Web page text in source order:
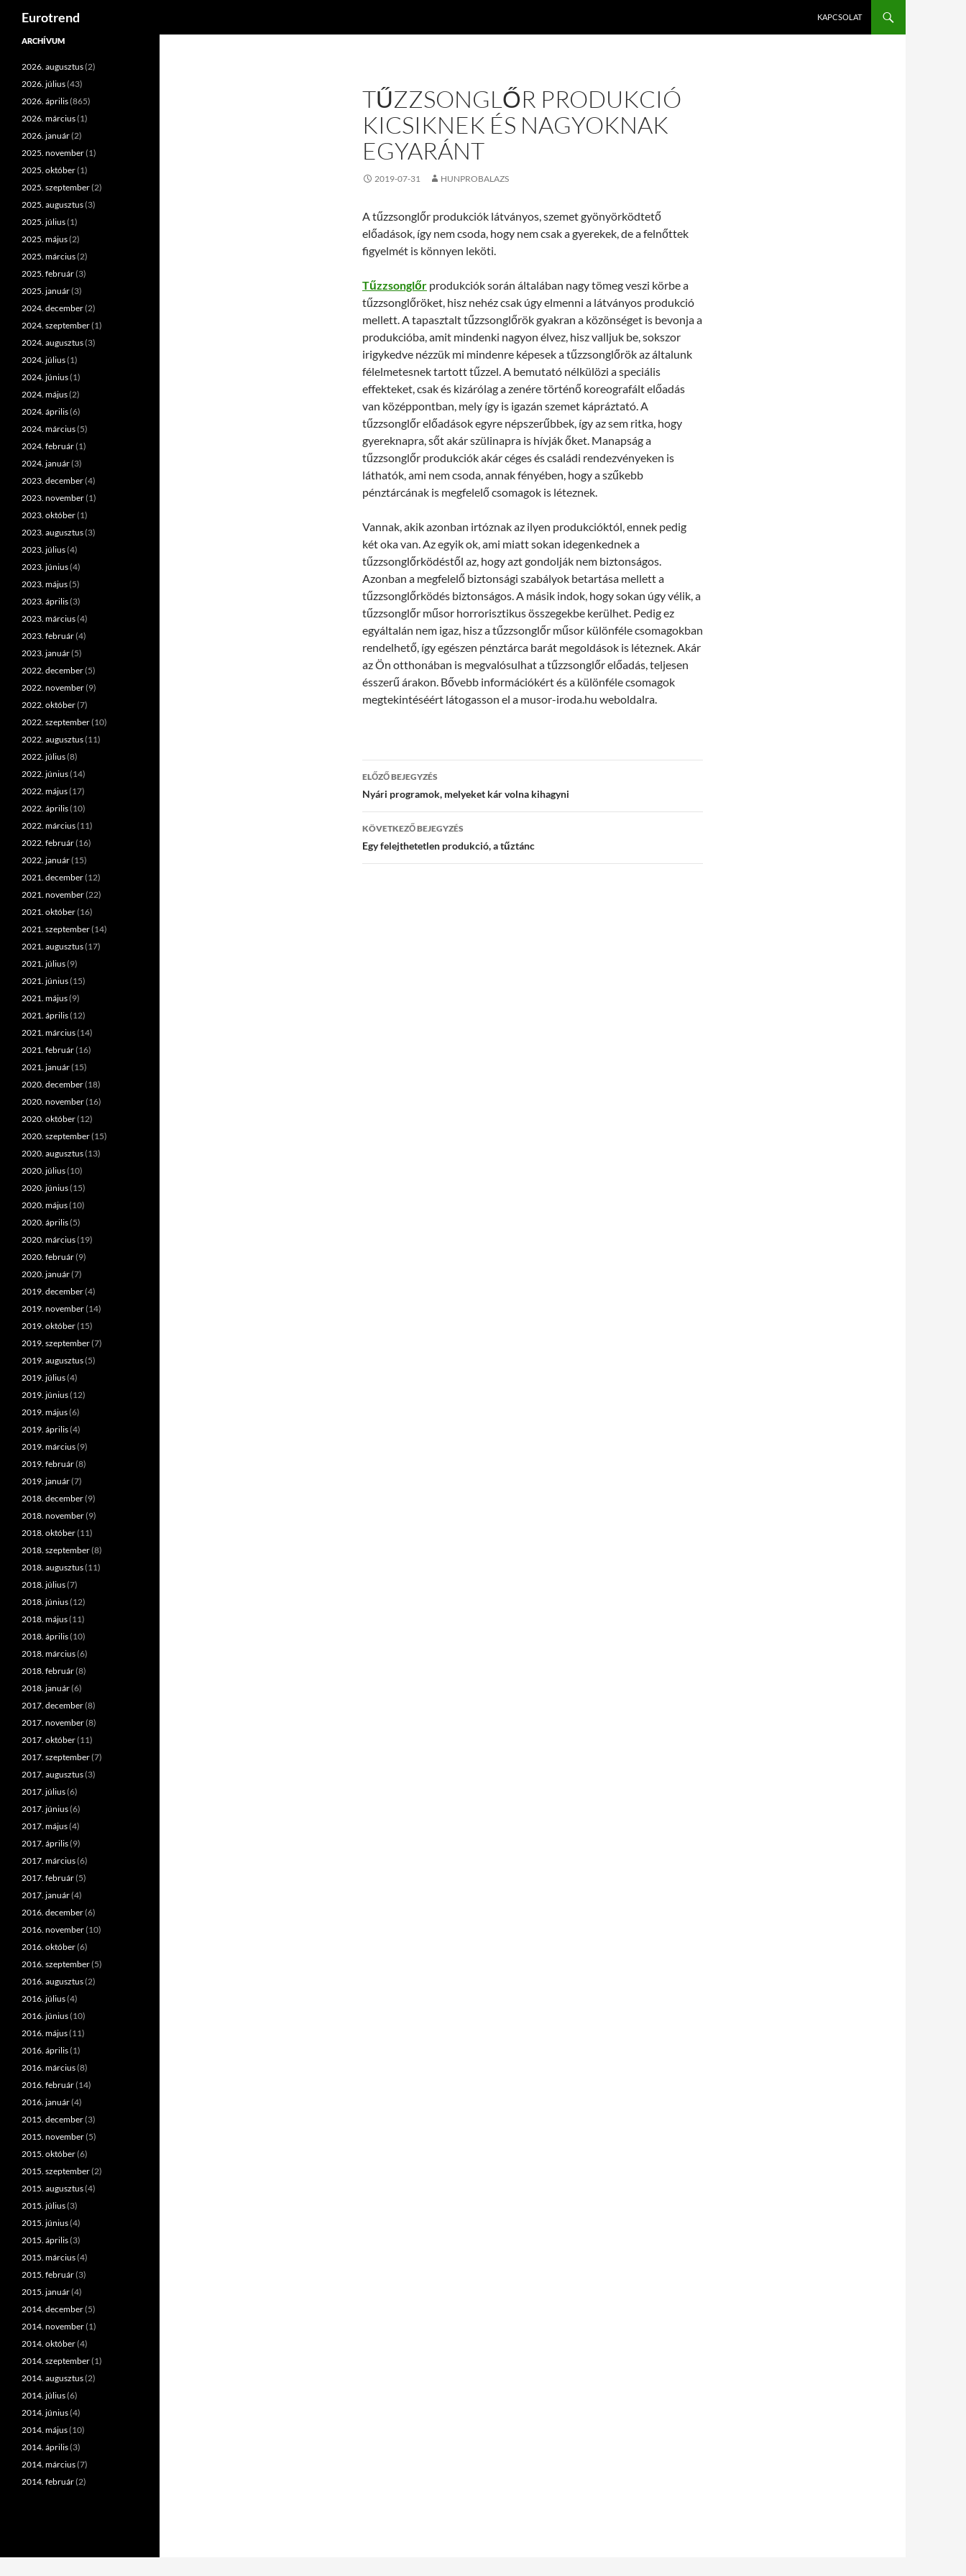
Kilépés
Eurotrend KAPCSOLAT
TŰZZSONGLŐR PRODUKCIÓ
KICSIKNEK ÉS NAGYOKNAK
EGYARÁNT
2019-07-31 HUNPROBALAZS
A tűzzsonglőr produkciók látványos, szemet gyönyörködtető
előadások, így nem csoda, hogy nem csak a gyerekek, de a felnőttek
figyelmét is könnyen leköti.
Tűzzsonglőr produkciók során általában nagy tömeg veszi körbe a
tűzzsonglőröket, hisz nehéz csak úgy elmenni a látványos produkció
mellett. A tapasztalt tűzzsonglőrök gyakran a közönséget is bevonja a
produkcióba, amit mindenki nagyon élvez, hisz valljuk be, sokszor
irigykedve nézzük mi mindenre képesek a tűzzsonglőrök az általunk
félelmetesnek tartott tűzzel. A bemutató nélkülözi a speciális
effekteket, csak és kizárólag a zenére történő koreografált előadás
van középpontban, mely így is igazán szemet kápráztató. A
tűzzsonglőr előadások egyre népszerűbbek, így az sem ritka, hogy
gyereknapra, sőt akár szülinapra is hívják őket. Manapság a
tűzzsonglőr produkciók akár céges és családi rendezvényeken is
láthatók, ami nem csoda, annak fényében, hogy a szűkebb
pénztárcának is megfelelő csomagok is léteznek.
Vannak, akik azonban irtóznak az ilyen produkcióktól, ennek pedig
két oka van. Az egyik ok, ami miatt sokan idegenkednek a
tűzzsonglőrködéstől az, hogy azt gondolják nem biztonságos.
Azonban a megfelelő biztonsági szabályok betartása mellett a
tűzzsonglőrködés biztonságos. A másik indok, hogy sokan úgy vélik, a
tűzzsonglőr műsor horrorisztikus összegekbe kerülhet. Pedig ez
egyáltalán nem igaz, hisz a tűzzsonglőr műsor különféle csomagokban
rendelhető, így egészen pénztárca barát megoldások is léteznek. Akár
az Ön otthonában is megvalósulhat a tűzzsonglőr előadás, teljesen
ésszerű árakon. Bővebb információkért és a különféle csomagok
megtekintéséért látogasson el a musor-iroda.hu weboldalra.
Bejegyzés
navigáció
ELŐZŐ BEJEGYZÉS
Nyári programok, melyeket kár volna kihagyni
KÖVETKEZŐ BEJEGYZÉS
Egy felejthetetlen produkció, a tűztánc
ARCHÍVUM
2026. augusztus(2)
2026. július(43)
2026. április(865)
2026. március(1)
2026. január(2)
2025. november(1)
2025. október(1)
2025. szeptember(2)
2025. augusztus(3)
2025. július(1)
2025. május(2)
2025. március(2)
2025. február(3)
2025. január(3)
2024. december(2)
2024. szeptember(1)
2024. augusztus(3)
2024. július(1)
2024. június(1)
2024. május(2)
2024. április(6)
2024. március(5)
2024. február(1)
2024. január(3)
2023. december(4)
2023. november(1)
2023. október(1)
2023. augusztus(3)
2023. július(4)
2023. június(4)
2023. május(5)
2023. április(3)
2023. március(4)
2023. február(4)
2023. január(5)
2022. december(5)
2022. november(9)
2022. október(7)
2022. szeptember(10)
2022. augusztus(11)
2022. július(8)
2022. június(14)
2022. május(17)
2022. április(10)
2022. március(11)
2022. február(16)
2022. január(15)
2021. december(12)
2021. november(22)
2021. október(16)
2021. szeptember(14)
2021. augusztus(17)
2021. július(9)
2021. június(15)
2021. május(9)
2021. április(12)
2021. március(14)
2021. február(16)
2021. január(15)
2020. december(18)
2020. november(16)
2020. október(12)
2020. szeptember(15)
2020. augusztus(13)
2020. július(10)
2020. június(15)
2020. május(10)
2020. április(5)
2020. március(19)
2020. február(9)
2020. január(7)
2019. december(4)
2019. november(14)
2019. október(15)
2019. szeptember(7)
2019. augusztus(5)
2019. július(4)
2019. június(12)
2019. május(6)
2019. április(4)
2019. március(9)
2019. február(8)
2019. január(7)
2018. december(9)
2018. november(9)
2018. október(11)
2018. szeptember(8)
2018. augusztus(11)
2018. július(7)
2018. június(12)
2018. május(11)
2018. április(10)
2018. március(6)
2018. február(8)
2018. január(6)
2017. december(8)
2017. november(8)
2017. október(11)
2017. szeptember(7)
2017. augusztus(3)
2017. július(6)
2017. június(6)
2017. május(4)
2017. április(9)
2017. március(6)
2017. február(5)
2017. január(4)
2016. december(6)
2016. november(10)
2016. október(6)
2016. szeptember(5)
2016. augusztus(2)
2016. július(4)
2016. június(10)
2016. május(11)
2016. április(1)
2016. március(8)
2016. február(14)
2016. január(4)
2015. december(3)
2015. november(5)
2015. október(6)
2015. szeptember(2)
2015. augusztus(4)
2015. július(3)
2015. június(4)
2015. április(3)
2015. március(4)
2015. február(3)
2015. január(4)
2014. december(5)
2014. november(1)
2014. október(4)
2014. szeptember(1)
2014. augusztus(2)
2014. július(6)
2014. június(4)
2014. május(10)
2014. április(3)
2014. március(7)
2014. február(2)